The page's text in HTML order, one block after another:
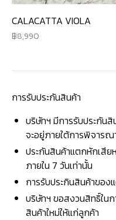
CALACATTA VIOLA
8,990
การรับประกันสินค้า
บริษัทฯ มีการรับประกัน
จะอยู่ภายใต้การพิจาร
ประกันสินค้าแตกหักเสี
ภายใน 7 วันเท่านั้น
การรับประกินสินค้าของ
บริษัทฯ ขอสงวนสิทธิ์ใ
สินค้าใหม่ให้แก่ลูกค้า